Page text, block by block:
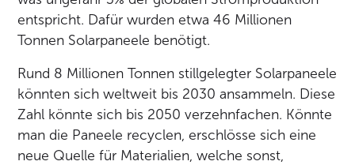
entspricht. Dafür wurden etwa 46 Millionen
Tonnen Solarpaneele benötigt.
Rund 8 Millionen Tonnen stillgelegter Solarpaneele
könnten sich weltweit bis 2030 ansammeln. Diese
Zahl könnte sich bis 2050 verzehnfachen. Könnte
man die Paneele recyclen, erschlösse sich eine
neue Quelle für Materialien, welche sonst,